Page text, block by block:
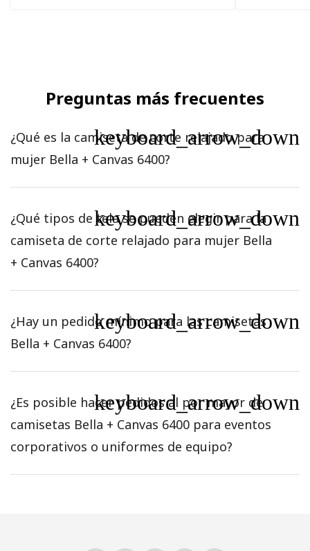
Preguntas más frecuentes
¿Qué es la camiseta de corte relajado para
mujer Bella + Canvas 6400?
keyboard_arrow_down
¿Qué tipos de tela se pueden elegir para la
camiseta de corte relajado para mujer Bella
+ Canvas 6400?
keyboard_arrow_down
¿Hay un pedido mínimo para las camisetas
Bella + Canvas 6400?
keyboard_arrow_down
¿Es posible hacer pedidos al por mayor de
camisetas Bella + Canvas 6400 para eventos
corporativos o uniformes de equipo?
keyboard_arrow_down